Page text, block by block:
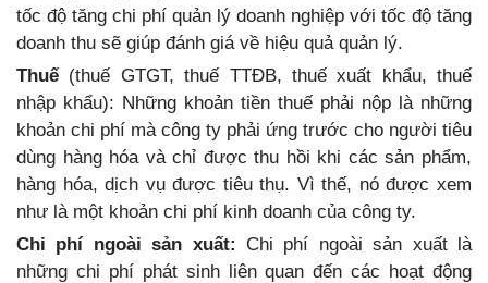
tốc độ tăng chi phí quản lý doanh nghiệp với tốc độ tăng
doanh thu sẽ giúp đánh giá về hiệu quả quản lý.
Thuế(thuế GTGT, thuế TTĐB, thuế xuất khẩu, thuế
nhập khẩu): Những khoản tiền thuế phải nộp là những
khoản chi phí mà công ty phải ứng trước cho người tiêu
dùng hàng hóa và chỉ được thu hồi khi các sản phẩm,
hàng hóa, dịch vụ được tiêu thụ. Vì thế, nó được xem
như là một khoản chi phí kinh doanh của công ty.
Chi phí ngoài sản xuất: Chi phí ngoài sản xuất là
những chi phí phát sinh liên quan đến các hoạt động